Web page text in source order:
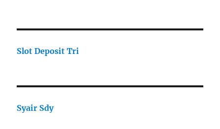
Slot Deposit Tri
Syair Sdy